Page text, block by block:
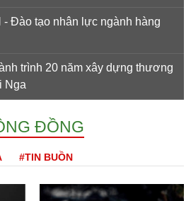
- Đào tạo nhân lực ngành hàng
trình 20 năm xây dựng thương
Nga
ĐỒNG
#TIN BUỒN